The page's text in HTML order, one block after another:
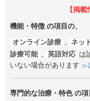
【掲
機能・特徴 の項目の、
オンライン診療 , ネッ
診療可能 , 英語対応 は
いない場合があります
専門的な治療・特色の項